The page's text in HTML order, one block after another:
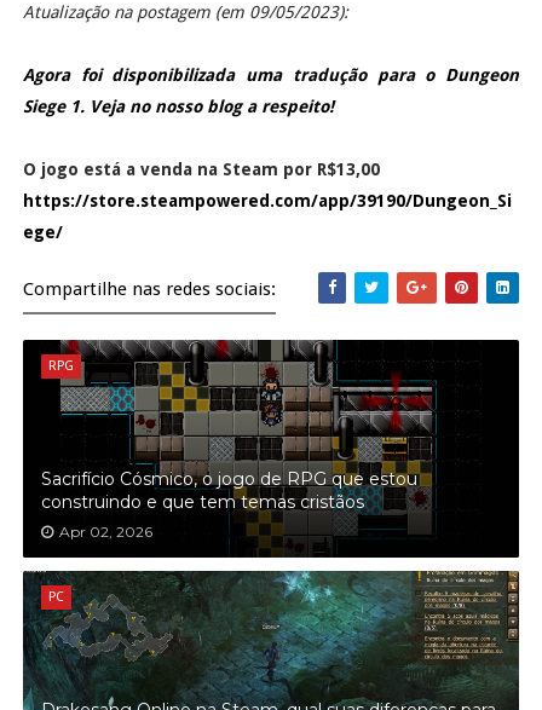
Atualização na postagem (em 09/05/2023):
Agora foi disponibilizada uma tradução para o Dungeon
Siege 1. Veja no nosso blog a respeito!
O jogo está a venda na Steam por R$13,00
https://store.steampowered.com/app/39190/Dungeon_Si
ege/
Compartilhe nas redes sociais:
RPG
Sacrifício Cósmico, o jogo de RPG que estou
construindo e que tem temas cristãos
Apr 02, 2026
PC